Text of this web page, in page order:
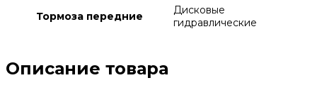
Тормоза передние
Дисковые
гидравлические
Описание товара